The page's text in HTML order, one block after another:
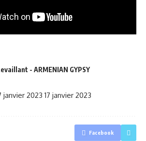
- ARMENIAN GYPSY
janvier 2023 17 janvier 2023
Facebook